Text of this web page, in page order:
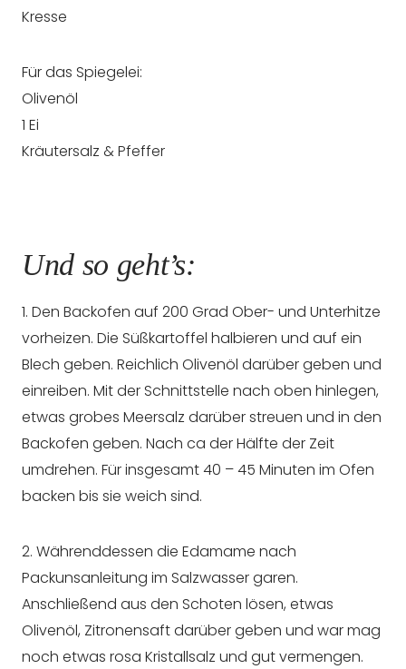
Kresse
Für das Spiegelei:
Olivenöl
1 Ei
Kräutersalz & Pfeffer
Und so geht’s:
1. Den Backofen auf 200 Grad Ober- und Unterhitze
vorheizen. Die Süßkartoffel halbieren und auf ein
Blech geben. Reichlich Olivenöl darüber geben und
einreiben. Mit der Schnittstelle nach oben hinlegen,
etwas grobes Meersalz darüber streuen und in den
Backofen geben. Nach ca der Hälfte der Zeit
umdrehen. Für insgesamt 40 – 45 Minuten im Ofen
backen bis sie weich sind.
2. Währenddessen die Edamame nach
Packunsanleitung im Salzwasser garen.
Anschließend aus den Schoten lösen, etwas
Olivenöl, Zitronensaft darüber geben und war mag
noch etwas rosa Kristallsalz und gut vermengen.